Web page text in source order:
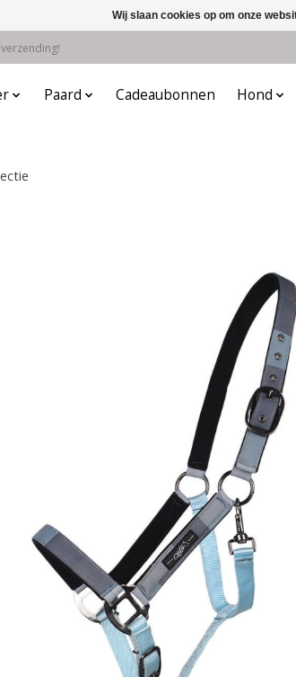
Paard Cadeaubonnen Hond
Wij slaan cookies op om onze